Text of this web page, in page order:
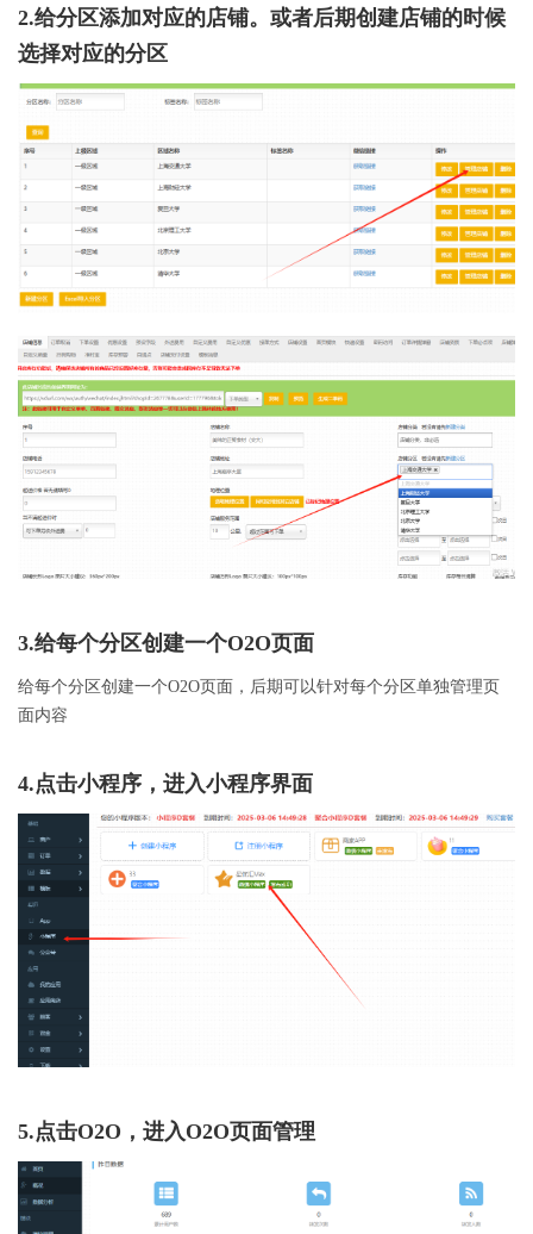
2.给分区添加对应的店铺。或者后期创建店铺的时候
选择对应的分区
3.给每个分区创建一个O2O页面
给每个分区创建一个O2O页面，后期可以针对每个分区单独管理页
面内容
4.点击小程序，进入小程序界面
5.点击O2O，进入O2O页面管理